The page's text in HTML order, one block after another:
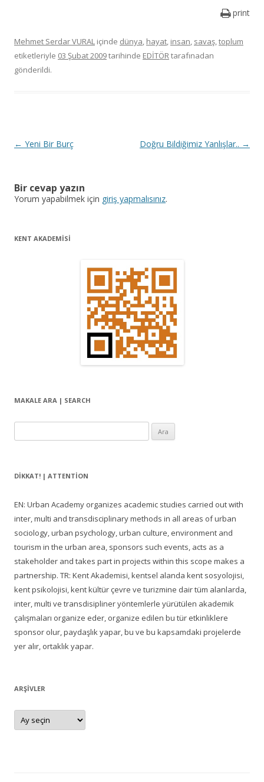
print
Mehmet Serdar VURAL içinde dünya, hayat, insan, savaş,toplum
etiketleriyle 03 Şubat 2009tarihinde EDİTÖRtarafınadan
gönderildi.
Y
ı
l
← Yeni Bir Burç Doğru Bildiğimiz Yanlışlar.. →
Bir cevap yazın
Yorum yapabilmek için giriş yapmalısınız.
KENT AKADEMİSİ
MAKALE ARA | SEARCH
DIKKAT! | ATTENTION
EN: Urban Academy organizes academic studies carried out with
inter, multi and transdisciplinary methods in all areas of urban
sociology, urban psychology, urban culture, environment and
tourism in the urban area, sponsors such events, acts as a
stakeholder and takes part in projects within this scope makes a
partnership. TR: Kent Akademisi, kentsel alanda kent sosyolojisi,
kent psikolojisi, kent kültür çevre ve turizmine dair tüm alanlarda,
inter, multi ve transdisipliner yöntemlerle yürütülen akademik
çalışmaları organize eder, organize edilen bu tür etkinliklere
sponsor olur, paydaşlık yapar, bu ve bu kapsamdaki projelerde
yer alır, ortaklık yapar.
ARŞIVLER
Arşivler